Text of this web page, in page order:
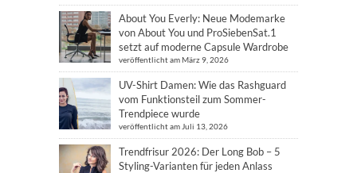
About You Everly: Neue Modemarke
von About You und ProSiebenSat.1
setzt auf moderne Capsule Wardrobe
veröffentlicht am März 9, 2026
UV-Shirt Damen: Wie das Rashguard
vom Funktionsteil zum Sommer-
Trendpiece wurde
veröffentlicht am Juli 13, 2026
Trendfrisur 2026: Der Long Bob – 5
Styling-Varianten für jeden Anlass